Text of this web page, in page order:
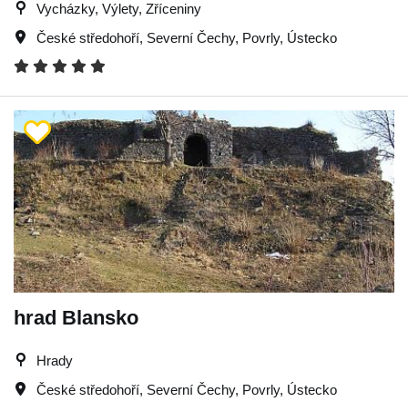
Vycházky, Výlety, Zříceniny
České středohoří, Severní Čechy, Povrly, Ústecko
hrad Blansko
Hrady
České středohoří, Severní Čechy, Povrly, Ústecko